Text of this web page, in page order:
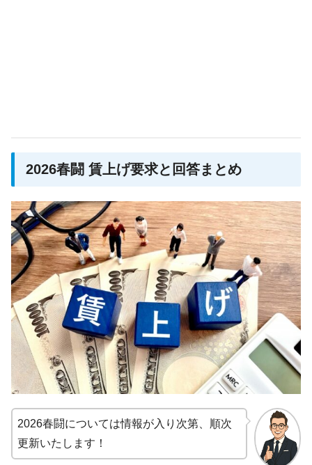
2026春闘 賃上げ要求と回答まとめ
2026春闘については情報が入り次第、順次
更新いたします！